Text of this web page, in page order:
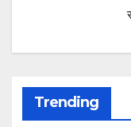
Trending